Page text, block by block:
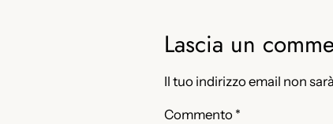
Lascia un
Il tuo indirizzo email non
Commento *